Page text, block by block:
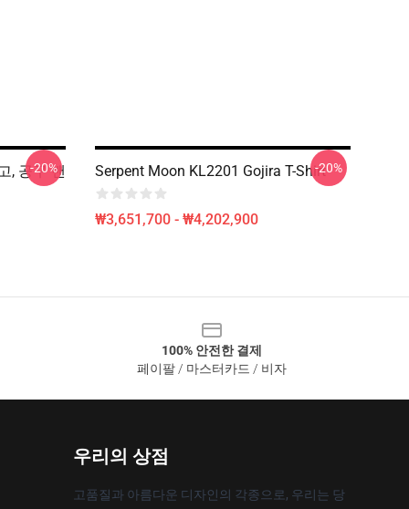
, 공구 밴
-20% Serpent Moon KL2201 Gojira T-Shirt
₩3,651,700 - ₩4,202,900
-20%
100% 안전한 결제
페이팔 / 마스터카드 / 비자
우리의 상점
고품질과 아름다운 디자인의 각종으로, 우리는 당